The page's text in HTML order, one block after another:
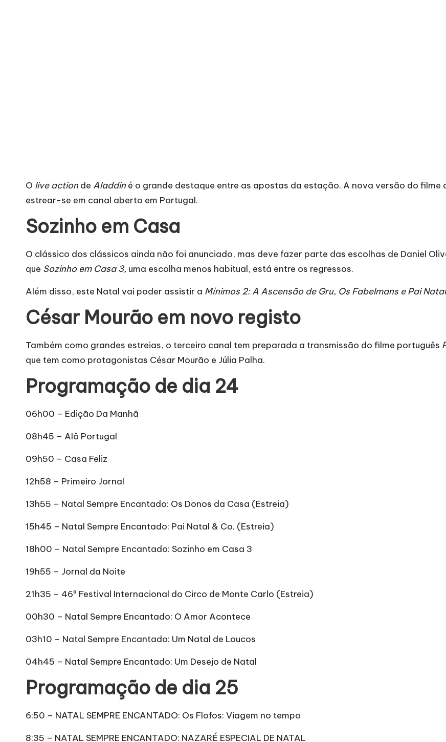
O live action de Aladdin é o grande destaque entre as apostas da estação. A nova versão do filme
estrear-se em canal aberto em Portugal.
Sozinho em Casa
O clássico dos clássicos ainda não foi anunciado, mas deve fazer parte das escolhas de Daniel
que Sozinho em Casa 3, uma escolha menos habitual, está entre os regressos.
Além disso, este Natal vai poder assistir a Mínimos 2: A Ascensão de Gru, Os Fabelmans e Pai
César Mourão em novo registo
Também como grandes estreias, o terceiro canal tem preparada a transmissão do filme português
que tem como protagonistas César Mourão e Júlia Palha.
Programação de dia 24
06h00 – Edição Da Manhã
08h45 – Alô Portugal
09h50 – Casa Feliz
12h58 – Primeiro Jornal
13h55 – Natal Sempre Encantado: Os Donos da Casa (Estreia)
15h45 – Natal Sempre Encantado: Pai Natal & Co. (Estreia)
18h00 – Natal Sempre Encantado: Sozinho em Casa 3
19h55 – Jornal da Noite
21h35 – 46º Festival Internacional do Circo de Monte Carlo (Estreia)
00h30 – Natal Sempre Encantado: O Amor Acontece
03h10 – Natal Sempre Encantado: Um Natal de Loucos
04h45 – Natal Sempre Encantado: Um Desejo de Natal
Programação de dia 25
6:50 – NATAL SEMPRE ENCANTADO: Os Flofos: Viagem no tempo
8:35 – NATAL SEMPRE ENCANTADO: NAZARÉ ESPECIAL DE NATAL